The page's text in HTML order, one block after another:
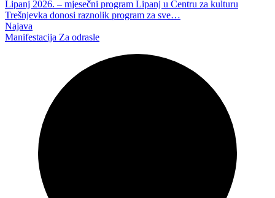
Lipanj 2026. – mjesečni program Lipanj u Centru za kulturu
Trešnjevka donosi raznolik program za sve…
Najava
Manifestacija Za odrasle